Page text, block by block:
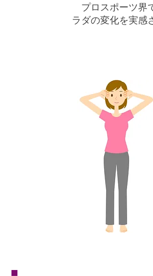
プロスポーツ界
ラダの変化を実感